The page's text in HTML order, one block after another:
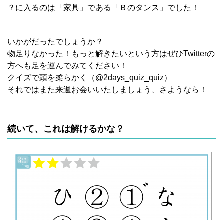
？に入るのは「家具」である「Ｂのタンス」でした！
いかがだったでしょうか？
物足りなかった！もっと解きたいという方はぜひTwitterの
方へも足を運んでみてください！
クイズで頭を柔らかく（@2days_quiz_quiz）
それではまた来週お会いいたしましょう、さようなら！
続いて、これは解けるかな？